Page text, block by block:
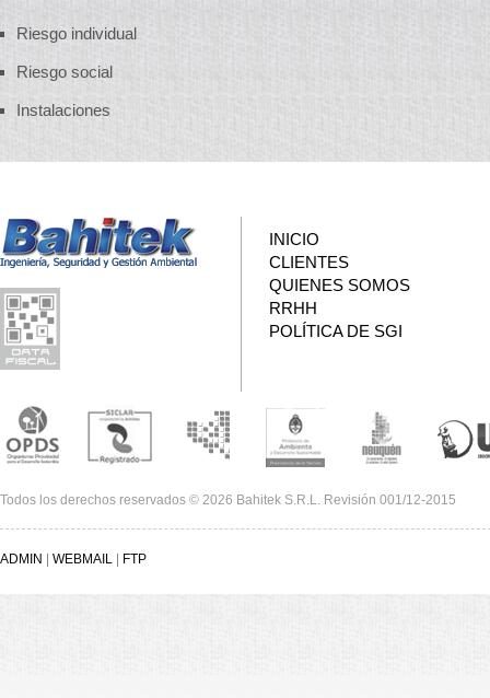
Riesgo individual
Riesgo social
Instalaciones
INICIO
CLIENTES
QUIENES SOMOS
RRHH
POLÍTICA DE SGI
Todos los derechos reservados © 2026 Bahitek S.R.L. Revisión 001/12-2015
ADMIN WEBMAIL FTP